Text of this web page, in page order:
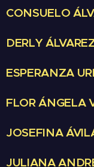
CONSUELO
DERLY
ESPERANZA
FLOR ÁNGELA
JOSEFINA
JULIANA